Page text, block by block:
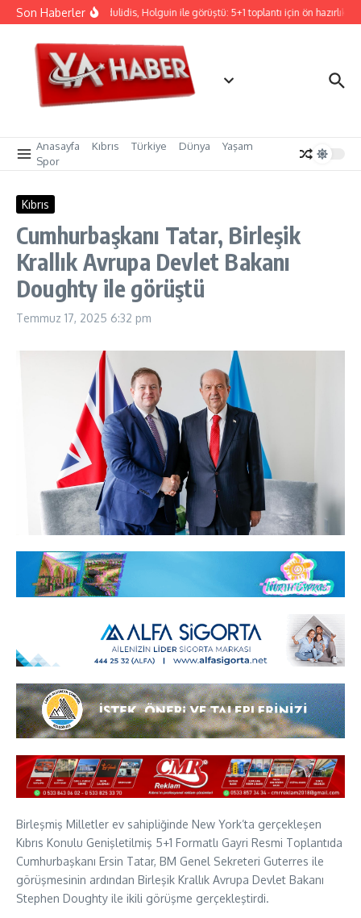
İçeriğe atla
Son HaberlerHristodulidis, Holguin ile görüştü: 5+1 toplantı için ön hazırlık
Anasayfa Kıbrıs Türkiye Dünya
Yaşam
Spor
Kıbrıs
Cumhurbaşkanı Tatar, Birleşik
Krallık Avrupa Devlet Bakanı
Doughty ile görüştü
Temmuz 17, 2025 6:32 pm
Birleşmiş Milletler ev sahipliğinde New York’ta gerçekleşen
Kıbrıs Konulu Genişletilmiş 5+1 Formatlı Gayri Resmi Toplantıda
Cumhurbaşkanı Ersin Tatar, BM Genel Sekreteri Guterres ile
görüşmesinin ardından Birleşik Krallık Avrupa Devlet Bakanı
Stephen Doughty ile ikili görüşme gerçekleştirdi.